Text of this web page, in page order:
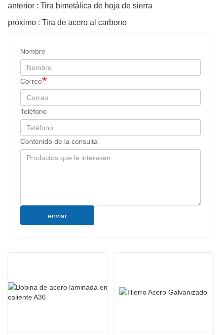
anterior : Tira bimetálica de hoja de sierra
próximo : Tira de acero al carbono
Nombre
Correo
Teléfono
Contenido de la consulta
enviar